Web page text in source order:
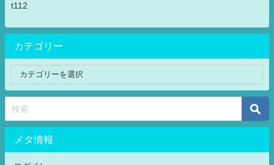
t112
カテゴリー
メタ情報